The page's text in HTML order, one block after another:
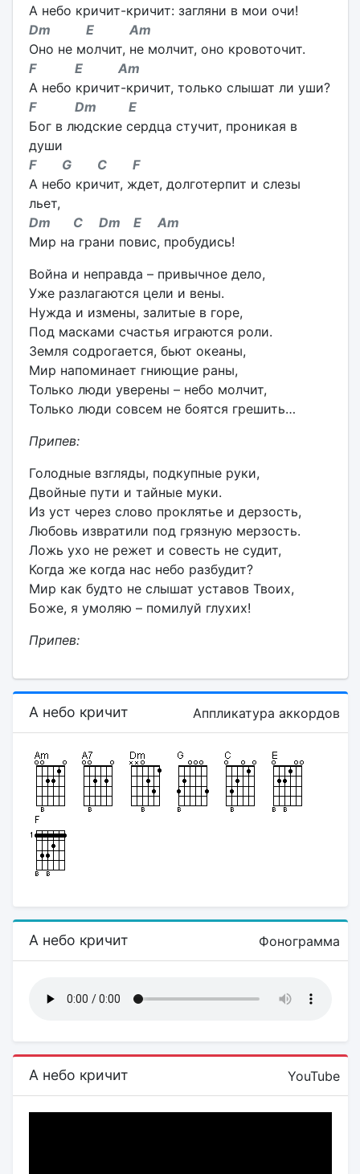
А небо кричит-кричит: загляни в мои очи!
Dm E Am
Оно не молчит, не молчит, оно кровоточит.
F E Am
А небо кричит-кричит, только слышат ли уши?
F Dm E
Бог в людские сердца стучит, проникая в
души
F G C F
А небо кричит, ждет, долготерпит и слезы
льет,
Dm C Dm E Am
Мир на грани повис, пробудись!
Война и неправда – привычное дело,
Уже разлагаются цели и вены.
Нужда и измены, залитые в горе,
Под масками счастья играются роли.
Земля содрогается, бьют океаны,
Мир напоминает гниющие раны,
Только люди уверены – небо молчит,
Только люди совсем не боятся грешить…
Припев:
Голодные взгляды, подкупные руки,
Двойные пути и тайные муки.
Из уст через слово проклятье и дерзость,
Любовь извратили под грязную мерзость.
Ложь ухо не режет и совесть не судит,
Когда же когда нас небо разбудит?
Мир как будто не слышат уставов Твоих,
Боже, я умоляю – помилуй глухих!
Припев:
А небо кричит Аппликатура аккордов
А небо кричит Фонограмма
А небо кричит YouTube